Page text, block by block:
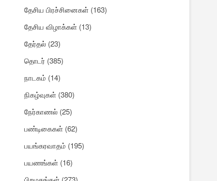
தேசிய பிரச்சினைகள் (163)
தேசிய விழாக்கள் (13)
தேர்தல் (23)
தொடர் (385)
நாடகம் (14)
நிகழ்வுகள் (380)
நேர்காணல் (25)
பண்டிகைகள் (62)
பயங்கரவாதம் (195)
பயணங்கள் (16)